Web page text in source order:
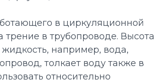
в циркуляционной
трение в трубопроводе. Высота
например, вода,
толкает воду также в
относительно